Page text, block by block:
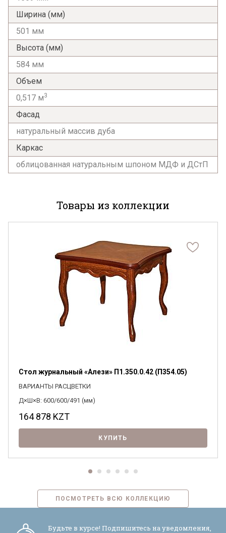
Я ознакомлен с
в отношении
обработки персональных данных и
Ширина (мм)
501 мм
Высота (мм)
584 мм
Объем
0,517 м3
Фасад
натуральный массив дуба
Каркас
облицованная натуральным шпоном МДФ и ДСтП
Товары из коллекции
Стол журнальный «Алези» П1.350.0.42 (П354.05)
ВАРИАНТЫ РАСЦВЕТКИ
Д×Ш×В: 600/600/491 (мм)
164 878 KZT
КУПИТЬ
ПОСМОТРЕТЬ ВСЮ КОЛЛЕКЦИЮ
Будьте в курсе! Подпишитесь на уведомления,